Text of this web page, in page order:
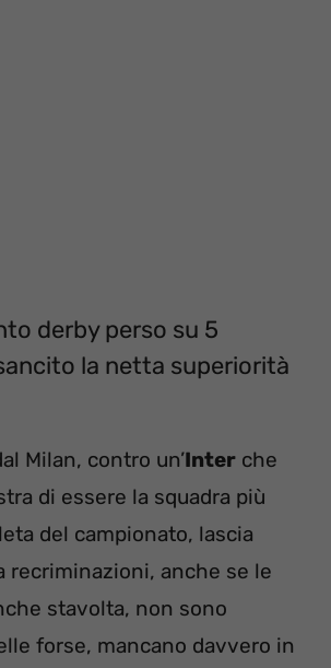
derby perso su 5
la netta superiorità
Milan, contro un’Inter che
di essere la squadra più
del campionato, lascia
recriminazioni, anche se le
stavolta, non sono
forse, mancano davvero in